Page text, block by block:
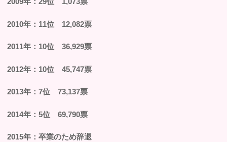
2010年：11位 12,082票
2011年：10位 36,929票
2012年：10位 45,747票
2013年：7位 73,137票
2014年：5位 69,790票
2015年：卒業のため辞退